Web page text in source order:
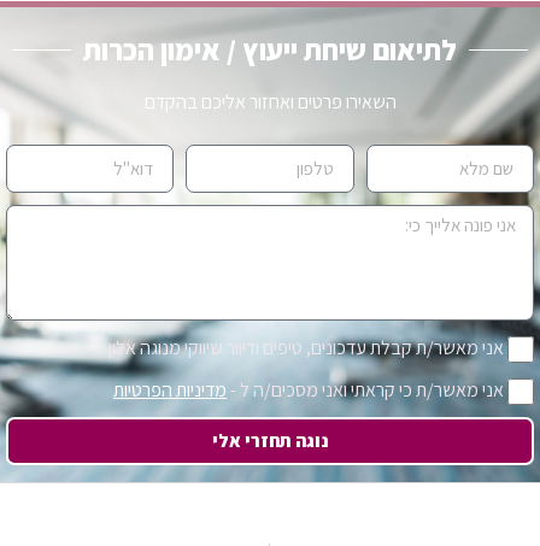
לתיאום שיחת ייעוץ / אימון הכרות
השאירו פרטים ואחזור אליכם בהקדם
אני מאשר/ת קבלת עדכונים, טיפים ודיוור שיווקי מנוגה אלון
אני מאשר/ת כי קראתי ואני מסכים/ה ל -מדיניות הפרטיות
נוגה תחזרי אלי